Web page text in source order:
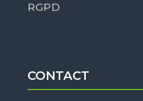
RGPD
CONTACT